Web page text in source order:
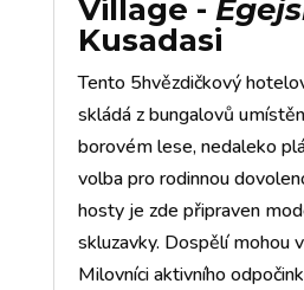
Village -
Kusadasi
Tento 5hvězdičkový
skládá z bungalovů
borovém lese, nedaleko
volba pro rodinnou
hosty je zde připraven
skluzavky. Dospělí mohou
Milovníci aktivního